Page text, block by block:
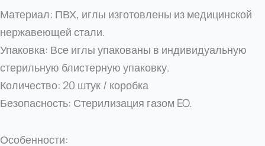
Материал: ПВХ, иглы изготовлены из медицинской
нержавеющей стали.
Упаковка: Все иглы упакованы в индивидуальную
стерильную блистерную упаковку.
Количество: 20 штук / коробка
Безопасность: Стерилизация газом EO.
Особенности: